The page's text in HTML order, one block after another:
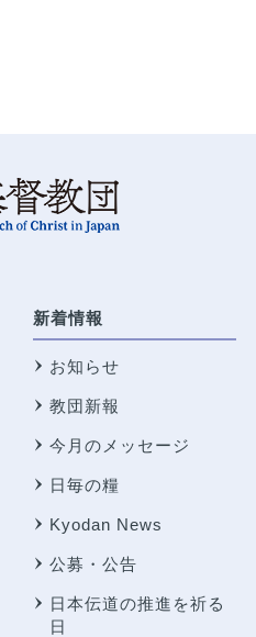
新着情報
お知らせ
教団新報
今月のメッセージ
日毎の糧
Kyodan News
公募・公告
日本伝道の推進を祈る
日